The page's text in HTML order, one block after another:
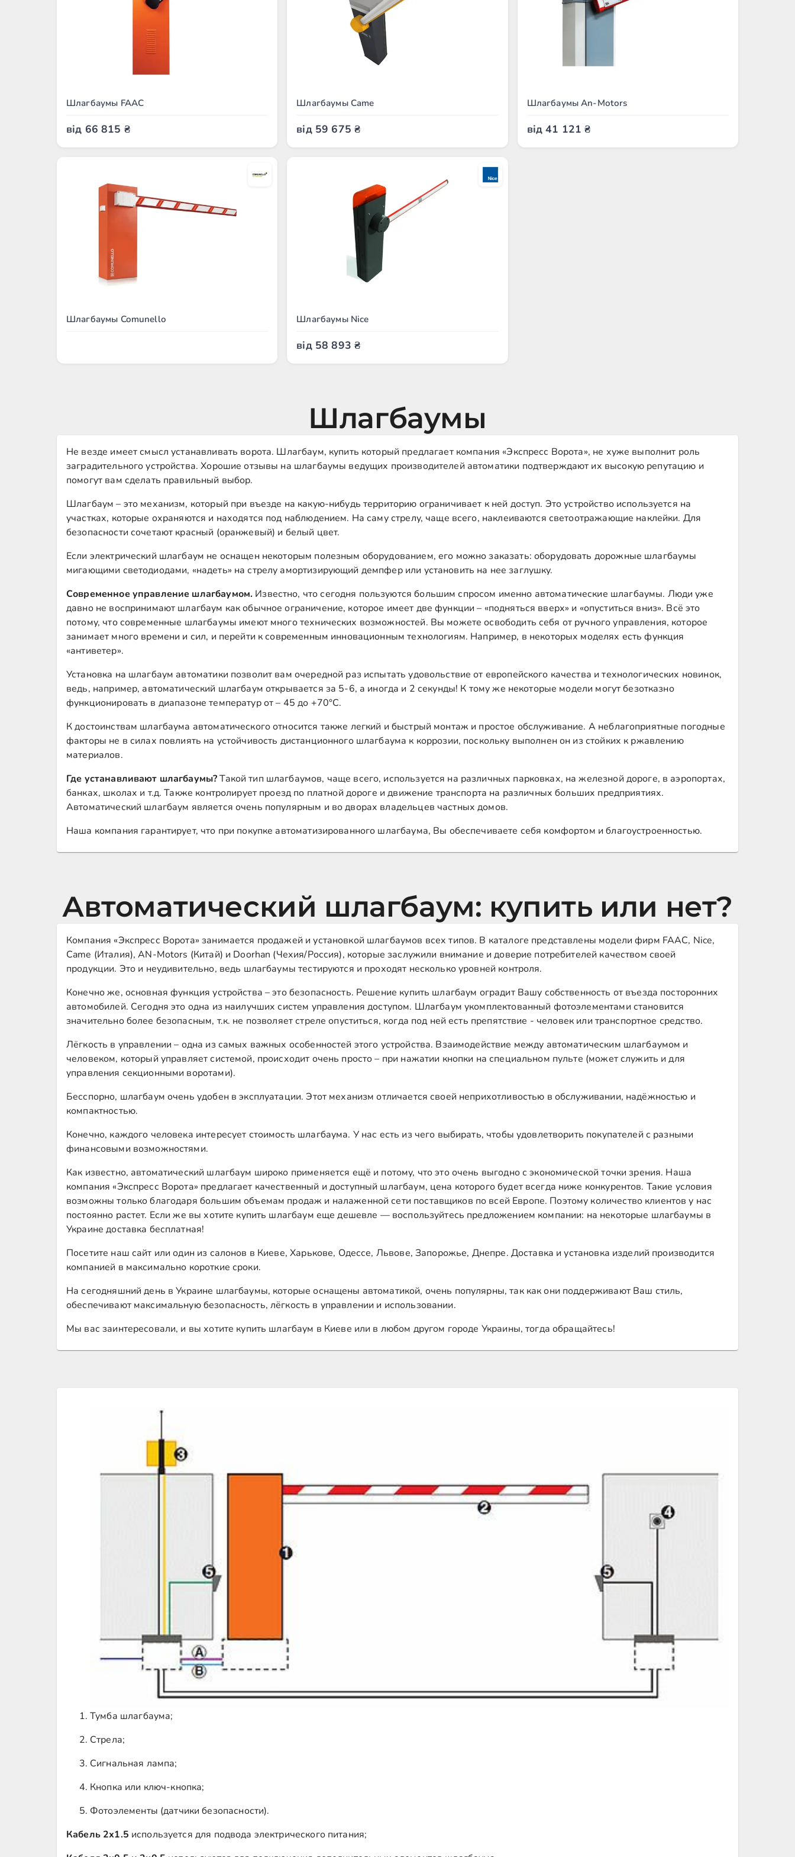
Шлагбаумы FAAC
від 66 815 ₴
Шлагбаумы Came
від 59 675 ₴
Шлагбаумы An-Motors
від 41 121 ₴
Шлагбаумы Comunello Шлагбаумы Nice
від 58 893 ₴
Шлагбаумы
Не везде имеет смысл устанавливать ворота. Шлагбаум, купить который предлагает компания «Экспресс Ворота», не хуже выполнит роль
заградительного устройства. Хорошие отзывы на шлагбаумы ведущих производителей автоматики подтверждают их высокую репутацию и
помогут вам сделать правильный выбор.
Шлагбаум – это механизм, который при въезде на какую-нибудь территорию ограничивает к ней доступ. Это устройство используется на
участках, которые охраняются и находятся под наблюдением. На саму стрелу, чаще всего, наклеиваются светоотражающие наклейки. Для
безопасности сочетают красный (оранжевый) и белый цвет.
Если электрический шлагбаум не оснащен некоторым полезным оборудованием, его можно заказать: оборудовать дорожные шлагбаумы
мигающими светодиодами, «надеть» на стрелу амортизирующий демпфер или установить на нее заглушку.
Современное управление шлагбаумом. Известно, что сегодня пользуются большим спросом именно автоматические шлагбаумы. Люди уже
давно не воспринимают шлагбаум как обычное ограничение, которое имеет две функции – «подняться вверх» и «опуститься вниз». Всё это
потому, что современные шлагбаумы имеют много технических возможностей. Вы можете освободить себя от ручного управления, которое
занимает много времени и сил, и перейти к современным инновационным технологиям. Например, в некоторых моделях есть функция
«антиветер».
Установка на шлагбаум автоматики позволит вам очередной раз испытать удовольствие от европейского качества и технологических новинок,
ведь, например, автоматический шлагбаум открывается за 5-6, а иногда и 2 секунды! К тому же некоторые модели могут безотказно
функционировать в диапазоне температур от – 45 до +70°С.
К достоинствам шлагбаума автоматического относится также легкий и быстрый монтаж и простое обслуживание. А неблагоприятные погодные
факторы не в силах повлиять на устойчивость дистанционного шлагбаума к коррозии, поскольку выполнен он из стойких к ржавлению
материалов.
Где устанавливают шлагбаумы?Такой тип шлагбаумов, чаще всего, используется на различных парковках, на железной дороге, в аэропортах,
банках, школах и т.д. Также контролирует проезд по платной дороге и движение транспорта на различных больших предприятиях.
Автоматический шлагбаум является очень популярным и во дворах владельцев частных домов.
Наша компания гарантирует, что при покупке автоматизированного шлагбаума, Вы обеспечиваете себя комфортом и благоустроенностью.
Автоматический шлагбаум: купить или нет?
Компания «Экспресс Ворота» занимается продажей и установкой шлагбаумов всех типов. В каталоге представлены модели фирм FAAC, Nice,
Came (Италия), AN-Motors (Китай) и Doorhan (Чехия/Россия), которые заслужили внимание и доверие потребителей качеством своей
продукции. Это и неудивительно, ведь шлагбаумы тестируются и проходят несколько уровней контроля.
Конечно же, основная функция устройства – это безопасность. Решение купить шлагбаум оградит Вашу собственность от въезда посторонних
автомобилей. Сегодня это одна из наилучших систем управления доступом. Шлагбаум укомплектованный фотоэлементами становится
значительно более безопасным, т.к. не позволяет стреле опуститься, когда под ней есть препятствие - человек или транспортное средство.
Лёгкость в управлении – одна из самых важных особенностей этого устройства. Взаимодействие между автоматическим шлагбаумом и
человеком, который управляет системой, происходит очень просто – при нажатии кнопки на специальном пульте (может служить и для
управления секционными воротами).
Бесспорно, шлагбаум очень удобен в эксплуатации. Этот механизм отличается своей неприхотливостью в обслуживании, надёжностью и
компактностью.
Конечно, каждого человека интересует стоимость шлагбаума. У нас есть из чего выбирать, чтобы удовлетворить покупателей с разными
финансовыми возможностями.
Как известно, автоматический шлагбаум широко применяется ещё и потому, что это очень выгодно с экономической точки зрения. Наша
компания «Экспресс Ворота» предлагает качественный и доступный шлагбаум, цена которого будет всегда ниже конкурентов. Такие условия
возможны только благодаря большим объемам продаж и налаженной сети поставщиков по всей Европе. Поэтому количество клиентов у нас
постоянно растет. Если же вы хотите купить шлагбаум еще дешевле — воспользуйтесь предложением компании: на некоторые шлагбаумы в
Украине доставка бесплатная!
Посетите наш сайт или один из салонов в Киеве, Харькове, Одессе, Львове, Запорожье, Днепре. Доставка и установка изделий производится
компанией в максимально короткие сроки.
На сегодняшний день в Украине шлагбаумы, которые оснащены автоматикой, очень популярны, так как они поддерживают Ваш стиль,
обеспечивают максимальную безопасность, лёгкость в управлении и использовании.
Мы вас заинтересовали, и вы хотите купить шлагбаум в Киеве или в любом другом городе Украины, тогда обращайтесь!
Тумба шлагбаума;
Стрела;
Сигнальная лампа;
Кнопка или ключ-кнопка;
Фотоэлементы (датчики безопасности).
Кабель 2х1.5 используется для подвода электрического питания;